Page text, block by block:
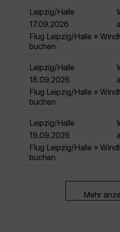
Leipzig/Halle
17.09.2026
Flug Leipzig/Halle »
buchen
Leipzig/Halle
18.09.2026
Flug Leipzig/Halle »
buchen
Leipzig/Halle
19.09.2026
Flug Leipzig/Halle »
buchen
Mehr